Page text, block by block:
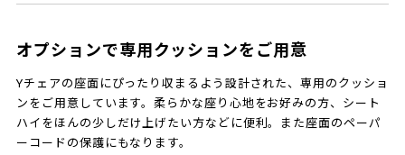
オプションで専用クッションをご用意
Yチェアの座面にぴったり収まるよう設計された、専用のクッショ
ンをご用意しています。柔らかな座り心地をお好みの方、シート
ハイをほんの少しだけ上げたい方などに便利。また座面のペーパ
ーコードの保護にもなります。